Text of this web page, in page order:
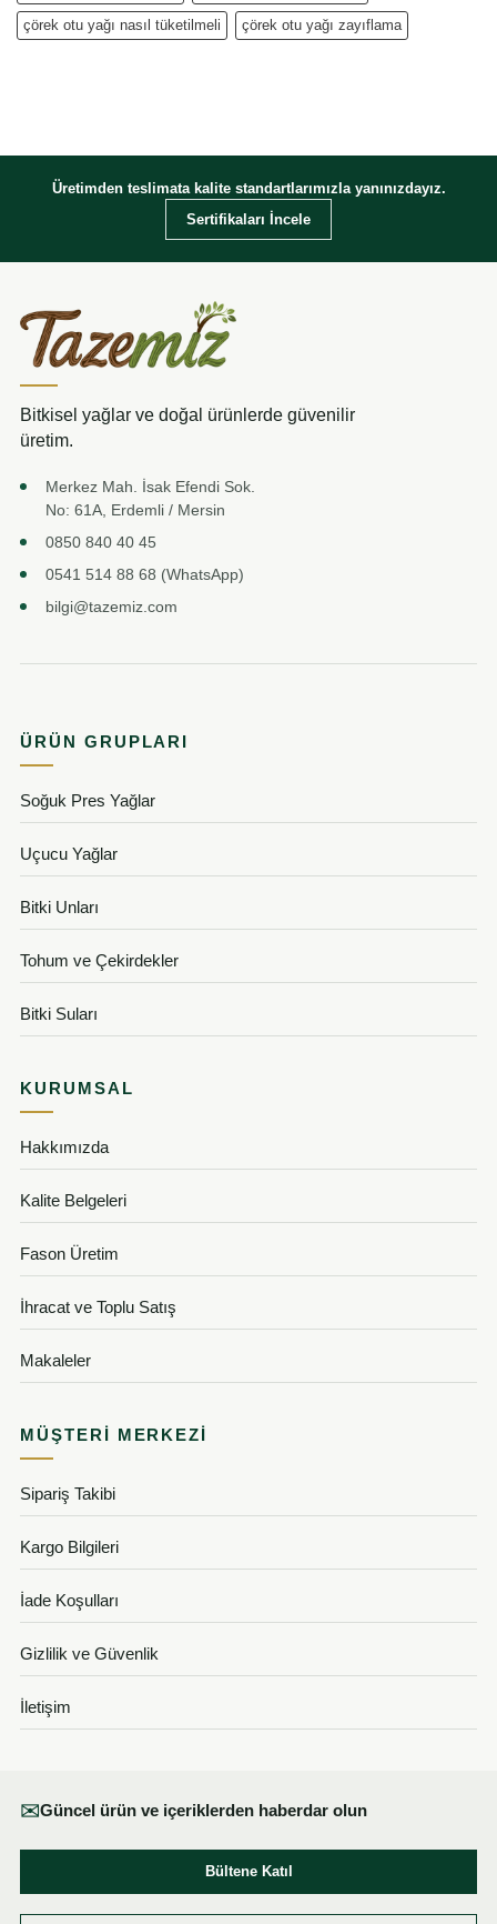
çörek otu yağı nasıl tüketilmeli çörek otu yağı zayıflama
Üretimden teslimata kalite standartlarımızla yanınızdayız.
Sertifikaları İncele
Bitkisel yağlar ve doğal ürünlerde güvenilir
üretim.
Merkez Mah. İsak Efendi Sok.
No: 61A, Erdemli / Mersin
0850 840 40 45
0541 514 88 68 (WhatsApp)
bilgi@tazemiz.com
ÜRÜN GRUPLARI
Soğuk Pres Yağlar
Uçucu Yağlar
Bitki Unları
Tohum ve Çekirdekler
Bitki Suları
KURUMSAL
Hakkımızda
Kalite Belgeleri
Fason Üretim
İhracat ve Toplu Satış
Makaleler
MÜŞTERI MERKEZI
Sipariş Takibi
Kargo Bilgileri
İade Koşulları
Gizlilik ve Güvenlik
İletişim
✉Güncel ürün ve içeriklerden haberdar olun
Bültene Katıl